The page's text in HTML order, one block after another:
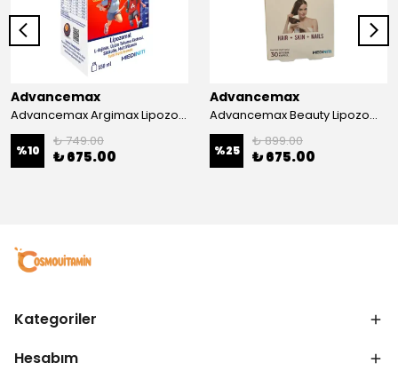
Advancemax
Advancemax Argimax Lipozomal Sıvı 150 ml 8684375607587
%10
₺ 749.00
₺ 675.00
Advancemax
Advancemax Beauty Lipozomal Hyalüronik Asit Keratin Biotin Zn 30 Kapsül 8684375607556
%25
₺ 899.00
₺ 675.00
Kategoriler
Hesabım